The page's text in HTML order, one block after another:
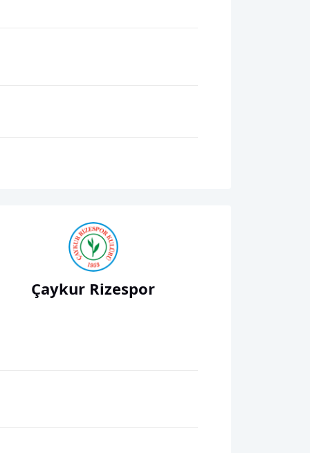
Çaykur Rizespor